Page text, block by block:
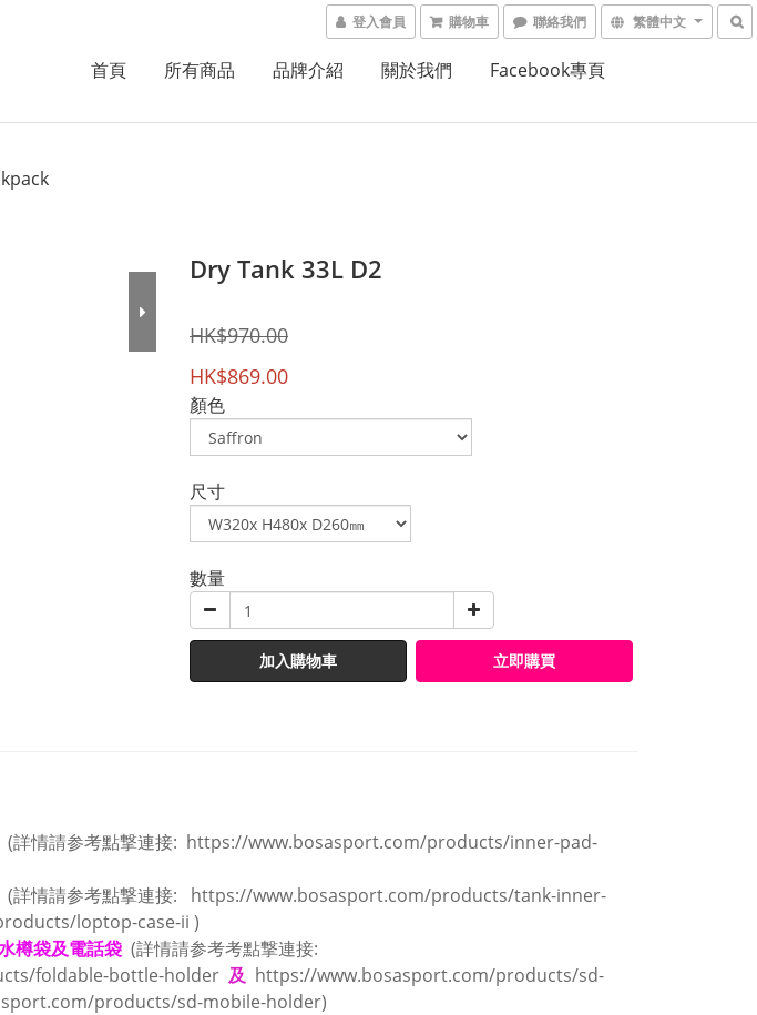
登入會員 購物車 聯絡我們 繁體中文
首頁 所有商品 品牌介紹 關於我們 Facebook專頁
Dry Tank 33L D2
HK$970.00
HK$869.00
顏色
尺寸
數量
加入購物車 立即購買
(詳情請参考點撃連接: https://www.bosasport.com/products/inner-pad-
(詳情請参考點撃連接: https://www.bosasport.com/products/tank-inner-
loptop-case-ii )
樽袋及電話袋 (詳情請参考考點撃連接:
foldable-bottle-holder 及 https://www.bosasport.com/products/sd-
products/sd-mobile-holder)